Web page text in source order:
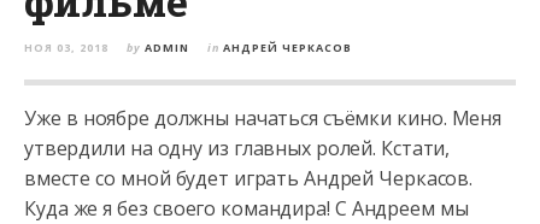
НОЯ 03, 2018 by ADMIN in АНДРЕЙ ЧЕРКАСОВ
Уже в ноябре должны начаться съёмки кино. Меня
утвердили на одну из главных ролей. Кстати,
вместе со мной будет играть Андрей Черкасов.
Куда же я без своего командира! С Андреем мы